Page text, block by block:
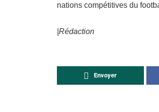
nations compétitives du
|Rédaction
Envoyer